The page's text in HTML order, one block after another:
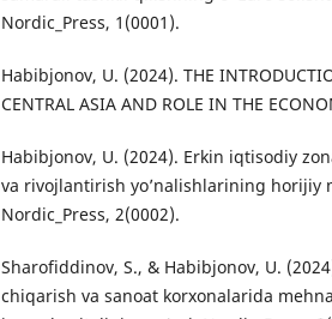
Nordic_Press, 1(0001).
Habibjonov, U. (2024). THE
CENTRAL ASIA AND ROLE IN THE
Habibjonov, U. (2024). Erkin iqtisodiy
va rivojlantirish yo’nalishlarining horijiy
Nordic_Press, 2(0002).
Sharofiddinov, S., & Habibjonov, U.
chiqarish va sanoat korxonalarida